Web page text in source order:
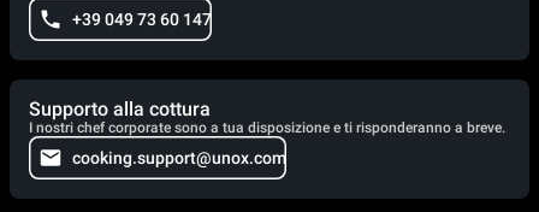
+39 049 73 60 147
Supporto alla cottura
I nostri chef corporate sono a tua disposizione e ti risponderanno a breve.
cooking.support@unox.com